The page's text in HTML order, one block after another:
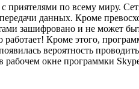
приятелями по всему миру.
данных. Кроме
зашифровано и не может
Кроме этого,
вероятность
рабочем окне программки